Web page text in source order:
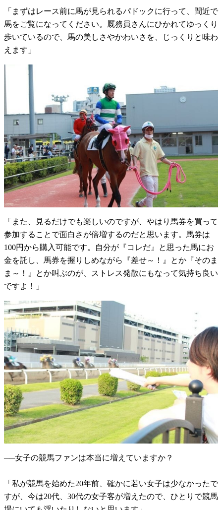
「まずはレース前に馬が見られるパドックに行って、間近で
馬をご覧になってください。厩務員さんにひかれてゆっくり
歩いているので、馬の美しさやかわいさを、じっくりと味わ
えます」
「また、見るだけでも楽しいのですが、やはり馬券を買って
参加することで面白さが倍増するのだと思います。馬券は
100円から購入可能です。自分が『コレだ』と思った馬にお
金を託し、馬券を握りしめながら『差せ～！』とか『そのま
ま～！』とか叫ぶのが、ストレス発散にもなって気持ち良い
ですよ！」
──女子の競馬ファンは本当に増えていますか？
「私が競馬を始めた20年前、確かに若い女子は少なかったで
すが、今は20代、30代の女子客が増えたので、ひとりで競馬